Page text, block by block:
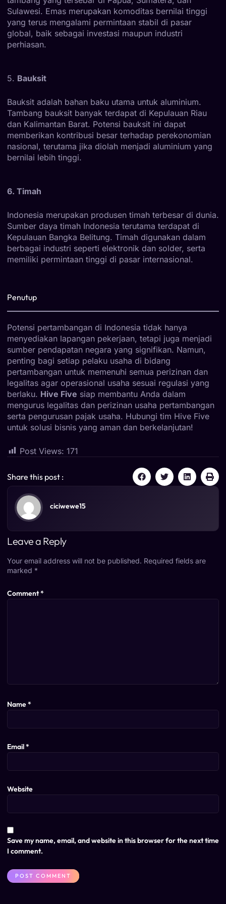
Sulawesi. Emas merupakan komoditas bernilai tinggi
yang terus mengalami permintaan stabil di pasar
global, baik sebagai investasi maupun industri
perhiasan.
5. Bauksit
Bauksit adalah bahan baku utama untuk aluminium.
Tambang bauksit banyak terdapat di Kepulauan Riau
dan Kalimantan Barat. Potensi bauksit ini dapat
memberikan kontribusi besar terhadap perekonomian
nasional, terutama jika diolah menjadi aluminium yang
bernilai lebih tinggi.
6. Timah
Indonesia merupakan produsen timah terbesar di dunia.
Sumber daya timah Indonesia terutama terdapat di
Kepulauan Bangka Belitung. Timah digunakan dalam
berbagai industri seperti elektronik dan solder, serta
memiliki permintaan tinggi di pasar internasional.
Penutup
Potensi pertambangan di Indonesia tidak hanya
menyediakan lapangan pekerjaan, tetapi juga menjadi
sumber pendapatan negara yang signifikan. Namun,
penting bagi setiap pelaku usaha di bidang
pertambangan untuk memenuhi semua perizinan dan
legalitas agar operasional usaha sesuai regulasi yang
berlaku. Hive Five siap membantu Anda dalam
mengurus legalitas dan perizinan usaha pertambangan
serta pengurusan pajak usaha. Hubungi tim Hive Five
untuk solusi bisnis yang aman dan berkelanjutan!
Post Views: 171
Share this post :
ciciwewe15
Leave a Reply
Your email address will not be published. Required fields are
marked *
Comment*
Name*
Email*
Website
Save my name, email, and website in this browser for the next time
I comment.